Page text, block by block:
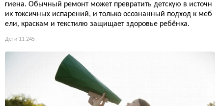
гиена. Обычный ремонт может превратить детскую в источн
ик токсичных испарений, и только осознанный подход к меб
ели, краскам и текстилю защищает здоровье ребёнка.
Дети 11 245